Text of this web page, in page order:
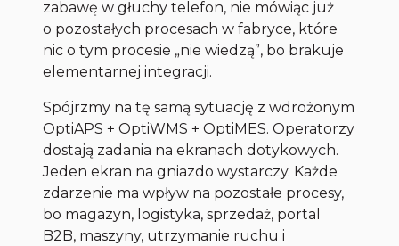
zabawę w głuchy telefon, nie mówiąc już
o pozostałych procesach w fabryce, które
nic o tym procesie „nie wiedzą”, bo brakuje
elementarnej integracji.
Spójrzmy na tę samą sytuację z wdrożonym
OptiAPS + OptiWMS + OptiMES. Operatorzy
dostają zadania na ekranach dotykowych.
Jeden ekran na gniazdo wystarczy. Każde
zdarzenie ma wpływ na pozostałe procesy,
bo magazyn, logistyka, sprzedaż, portal
B2B, maszyny, utrzymanie ruchu i